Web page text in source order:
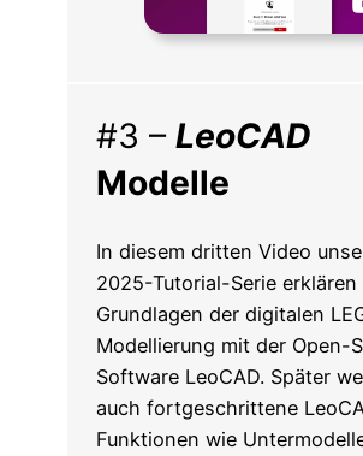
#3 – LeoCAD
Modelle
In diesem dritten Video
2025-Tutorial-Serie
Grundlagen der digitalen
Modellierung mit der Open-
Software LeoCAD. Später
auch fortgeschrittene
Funktionen wie